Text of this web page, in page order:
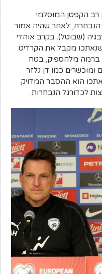
רב הקפטן המוסלמי
הנבחרת, לאחר שהיה אמור
(שבוטל). בקרב אוהדי
מקבל את הקרדיט
ברמה מלהספיק, בטח
כמו דן גלזר
הוא ההסבר המדויק
לכדורגל הנבחרות.